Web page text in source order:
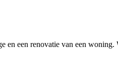
en een renovatie van een